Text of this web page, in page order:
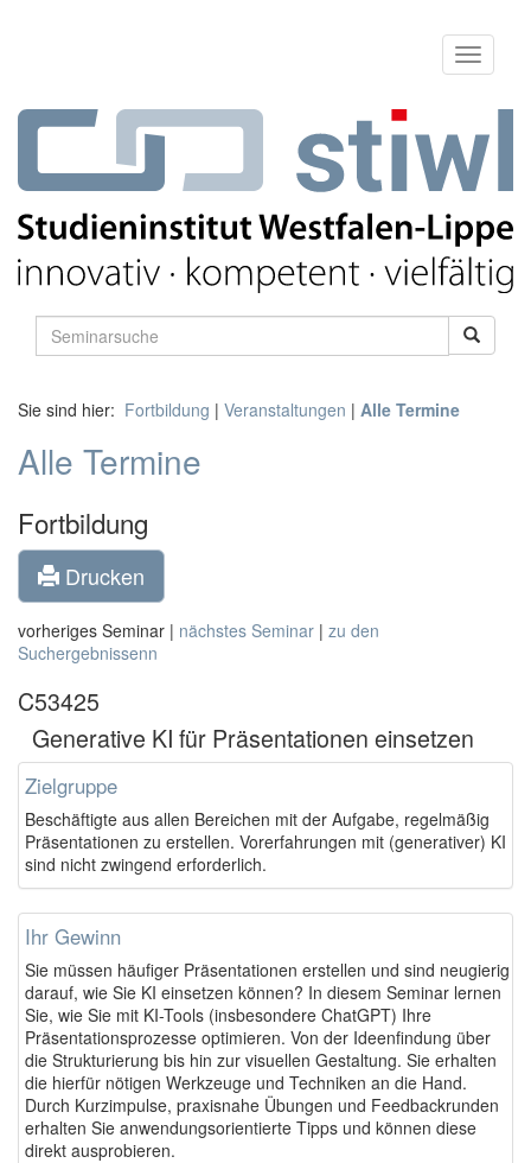
Sie sind hier: Fortbildung | Veranstaltungen | Alle Termine
Alle Termine
Fortbildung
Drucken
vorheriges Seminar | nächstes Seminar | zu den
Suchergebnissenn
C53425
Generative KI für Präsentationen einsetzen
Zielgruppe
Beschäftigte aus allen Bereichen mit der Aufgabe, regelmäßig
Präsentationen zu erstellen. Vorerfahrungen mit (generativer) KI
sind nicht zwingend erforderlich.
Ihr Gewinn
Sie müssen häufiger Präsentationen erstellen und sind neugierig
darauf, wie Sie KI einsetzen können? In diesem Seminar lernen
Sie, wie Sie mit KI-Tools (insbesondere ChatGPT) Ihre
Präsentationsprozesse optimieren. Von der Ideenfindung über
die Strukturierung bis hin zur visuellen Gestaltung. Sie erhalten
die hierfür nötigen Werkzeuge und Techniken an die Hand.
Durch Kurzimpulse, praxisnahe Übungen und Feedbackrunden
erhalten Sie anwendungsorientierte Tipps und können diese
direkt ausprobieren.